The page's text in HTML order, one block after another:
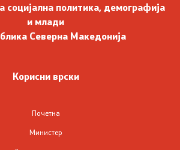
Со еден клик до сите услуги
социјална политика, демографија
и млади
Северна Македонија
Корисни врски
Почетна
Министер